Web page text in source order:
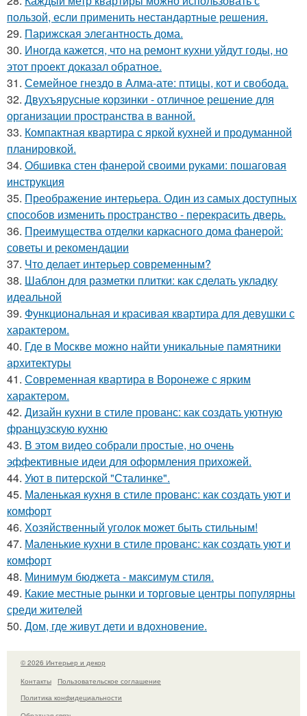
пользой, если применить нестандартные решения.
29. Парижская элегантность дома.
30. Иногда кажется, что на ремонт кухни уйдут годы, но
этот проект доказал обратное.
31. Семейное гнездо в Алма-ате: птицы, кот и свобода.
32. Двухъярусные корзинки - отличное решение для
организации пространства в ванной.
33. Компактная квартира с яркой кухней и продуманной
планировкой.
34. Обшивка стен фанерой своими руками: пошаговая
инструкция
35. Преображение интерьера. Один из самых доступных
способов изменить пространство - перекрасить дверь.
36. Преимущества отделки каркасного дома фанерой:
советы и рекомендации
37. Что делает интерьер современным?
38. Шаблон для разметки плитки: как сделать укладку
идеальной
39. Функциональная и красивая квартира для девушки с
характером.
40. Где в Москве можно найти уникальные памятники
архитектуры
41. Современная квартира в Воронеже с ярким
характером.
42. Дизайн кухни в стиле прованс: как создать уютную
французскую кухню
43. В этом видео собрали простые, но очень
эффективные идеи для оформления прихожей.
44. Уют в питерской "Сталинке".
45. Маленькая кухня в стиле прованс: как создать уют и
комфорт
46. Хозяйственный уголок может быть стильным!
47. Маленькие кухни в стиле прованс: как создать уют и
комфорт
48. Минимум бюджета - максимум стиля.
49. Какие местные рынки и торговые центры популярны
среди жителей
50. Дом, где живут дети и вдохновение.
© 2026 Интерьер и декор
Контакты
Пользовательское соглашение
Политика конфидециальности